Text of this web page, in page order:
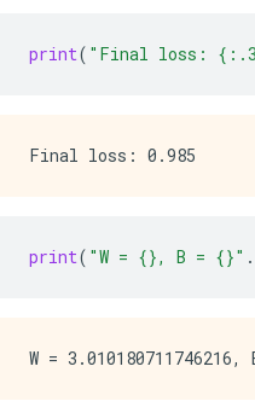
print( "Final loss:
print( "W = {}, B = {}" .